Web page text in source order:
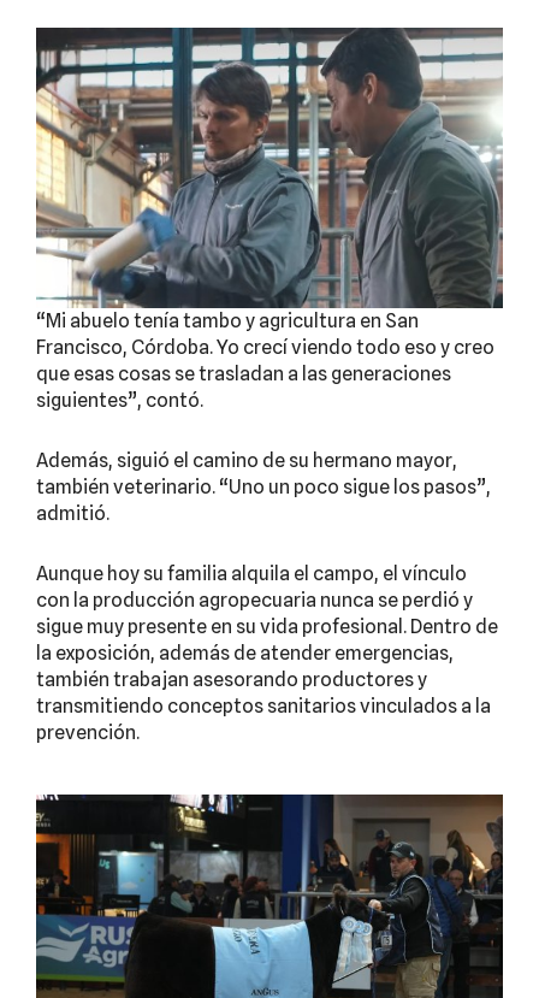
“Mi abuelo tenía tambo y agricultura en San
Francisco, Córdoba. Yo crecí viendo todo eso y creo
que esas cosas se trasladan a las generaciones
siguientes”, contó.
Además, siguió el camino de su hermano mayor,
también veterinario. “Uno un poco sigue los pasos”,
admitió.
Aunque hoy su familia alquila el campo, el vínculo
con la producción agropecuaria nunca se perdió y
sigue muy presente en su vida profesional. Dentro de
la exposición, además de atender emergencias,
también trabajan asesorando productores y
transmitiendo conceptos sanitarios vinculados a la
prevención.